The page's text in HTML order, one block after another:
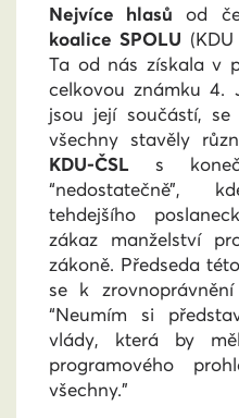
Nejvíce hlasů od
koalice SPOLU
Ta od nás získala v
celkovou známku 4.
jsou její součástí,
všechny stavěly
KDU-ČSL s
“nedostatečně”,
tehdejšího
zákaz manželství
zákoně. Předseda
se k
“Neumím si
vlády, která by
programového
všechny.”